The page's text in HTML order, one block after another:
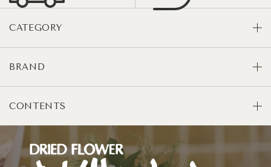
CATEGORY
BRAND
CONTENTS